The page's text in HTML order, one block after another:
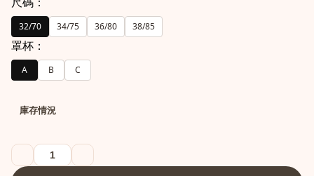
32/70 34/75 36/80 38/85
罩杯：
A B C
庫存情況